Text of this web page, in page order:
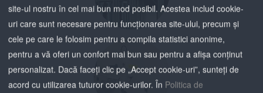
site-ul nostru în cel mai bun mod posibil. Acestea includ cookie-
uri care sunt necesare pentru funcționarea site-ului, precum și
cele pe care le folosim pentru a compila statistici anonime,
pentru a vă oferi un confort mai bun sau pentru a afișa conținut
personalizat. Dacă faceți clic pe „Accept cookie-uri”, sunteți de
acord cu utilizarea tuturor cookie-urilor. În Politica de